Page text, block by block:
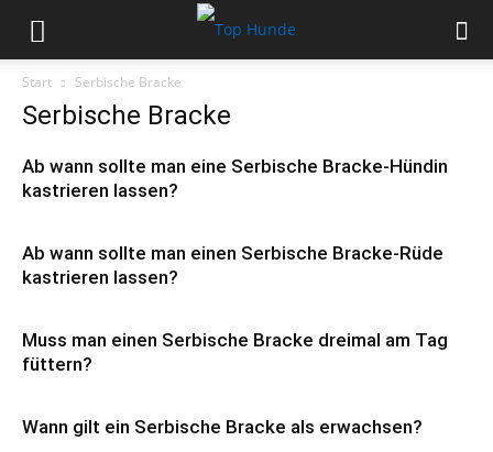
Start Serbische Bracke
Serbische Bracke
Ab wann sollte man eine Serbische Bracke-Hündin
kastrieren lassen?
Ab wann sollte man einen Serbische Bracke-Rüde
kastrieren lassen?
Muss man einen Serbische Bracke dreimal am Tag
füttern?
Wann gilt ein Serbische Bracke als erwachsen?